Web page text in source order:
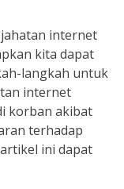
internet
kita dapat
langkah untuk
internet
korban akibat
terhadap
ini dapat